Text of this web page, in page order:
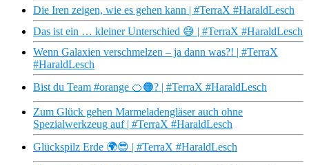
Die Iren zeigen, wie es gehen kann | #TerraX #HaraldLesch
Das ist ein … kleiner Unterschied 😅 | #TerraX #HaraldLesch
Wenn Galaxien verschmelzen – ja dann was?! | #TerraX
#HaraldLesch
Bist du Team #orange 🍊🟠? | #TerraX #HaraldLesch
Zum Glück gehen Marmeladengläser auch ohne
Spezialwerkzeug auf | #TerraX #HaraldLesch
Glückspilz Erde 🌍😎 | #TerraX #HaraldLesch